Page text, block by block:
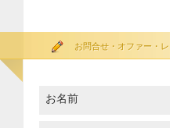
お問合せ・オファー・
お名前